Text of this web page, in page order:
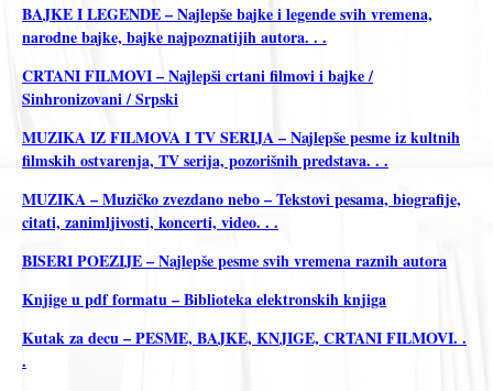
BAJKE I LEGENDE – Najlepše bajke i legende svih vremena,
narodne bajke, bajke najpoznatijih autora. . .
CRTANI FILMOVI – Najlepši crtani filmovi i bajke /
Sinhronizovani / Srpski
MUZIKA IZ FILMOVA I TV SERIJA – Najlepše pesme iz kultnih
filmskih ostvarenja, TV serija, pozorišnih predstava. . .
MUZIKA – Muzičko zvezdano nebo – Tekstovi pesama, biografije,
citati, zanimljivosti, koncerti, video. . .
BISERI POEZIJE – Najlepše pesme svih vremena raznih autora
Knjige u pdf formatu – Biblioteka elektronskih knjiga
Kutak za decu – PESME, BAJKE, KNJIGE, CRTANI FILMOVI. .
.